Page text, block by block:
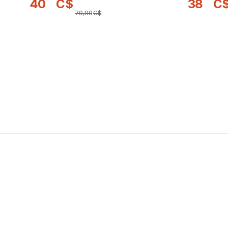
40 C$
79,99C$
38